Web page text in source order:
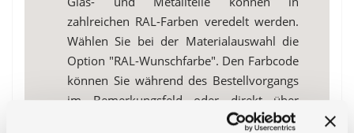
zahlreichen RAL-Farben veredelt werden.
Wählen Sie bei der Materialauswahl die
Option "RAL-Wunschfarbe". Den Farbcode
können Sie während des Bestellvorgangs
im Bemerkungsfeld oder direkt über
unseren Kundenservice angeben. RAL-